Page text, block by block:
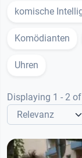
komische
Komödianten
Uhren
Displaying 1 - 2